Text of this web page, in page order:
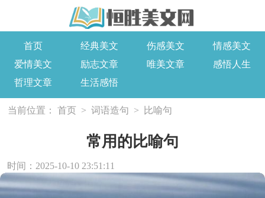
首页 经典美文 伤感美文
情感美文
爱情美文
励志文章 唯美文章
感悟人生
哲理文章
生活感悟
当前位置： 首页 > 词语造句 > 比喻句
常用的比喻句
时间：2025-10-10 23:51:11